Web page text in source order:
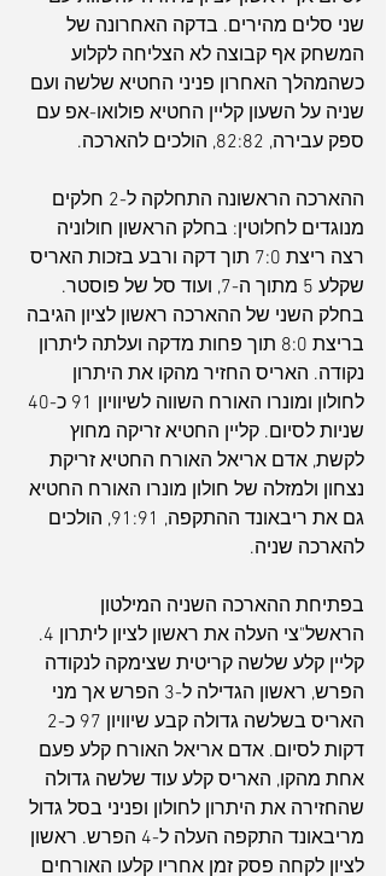
שני סלים מהירים. בדקה האחרונה של
המשחק אף קבוצה לא הצליחה לקלוע
כשהמהלך האחרון פניני החטיא שלשה ועם
שניה על השעון קליין החטיא פולואו-אפ עם
ספק עבירה, 82:82, הולכים להארכה.
ההארכה הראשונה התחלקה ל-2 חלקים
מנוגדים לחלוטין: בחלק הראשון חולוניה
רצה ריצת 7:0 תוך דקה ורבע בזכות האריס
שקלע 5 מתוך ה-7, ועוד סל של פוסטר.
בחלק השני של ההארכה ראשון לציון הגיבה
בריצת 8:0 תוך פחות מדקה ועלתה ליתרון
נקודה. האריס החזיר מהקו את היתרון
שניות לסיום. קליין החטיא זריקה מחוץ
לקשת, אדם אריאל האורח החטיא זריקת
נצחון ולמזלה של חולון מונרו האורח החטיא
גם את ריבאונד ההתקפה, 91:91, הולכים
להארכה שניה.
בפתיחת ההארכה השניה המילטון
הראשל"צי העלה את ראשון לציון ליתרון 4.
קליין קלע שלשה קריטית שצימקה לנקודה
הפרש, ראשון הגדילה ל-3 הפרש אך מני
דקות לסיום. אדם אריאל האורח קלע פעם
אחת מהקו, האריס קלע עוד שלשה גדולה
שהחזירה את היתרון לחולון ופניני בסל גדול
מריבאונד התקפה העלה ל-4 הפרש. ראשון
לציון לקחה פסק זמן אחריו קלעו האורחים